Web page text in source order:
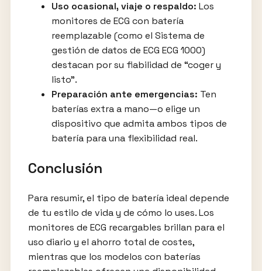
Uso ocasional, viaje o respaldo: Los
monitores de ECG con batería
reemplazable (como el Sistema de
gestión de datos de ECG ECG 1000)
destacan por su fiabilidad de “coger y
listo”.
Preparación ante emergencias: Ten
baterías extra a mano—o elige un
dispositivo que admita ambos tipos de
batería para una flexibilidad real.
Conclusión
Para resumir, el tipo de batería ideal depende
de tu estilo de vida y de cómo lo uses. Los
monitores de ECG recargables brillan para el
uso diario y el ahorro total de costes,
mientras que los modelos con baterías